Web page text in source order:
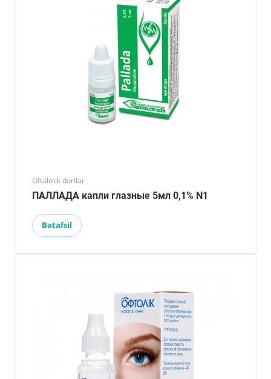
Oftalmik dorilar
ПАЛЛАДА капли глазные 5мл 0,1% N1
Batafsil